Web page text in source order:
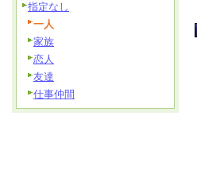
指定なし
一人
家族
恋人
友達
仕事仲間